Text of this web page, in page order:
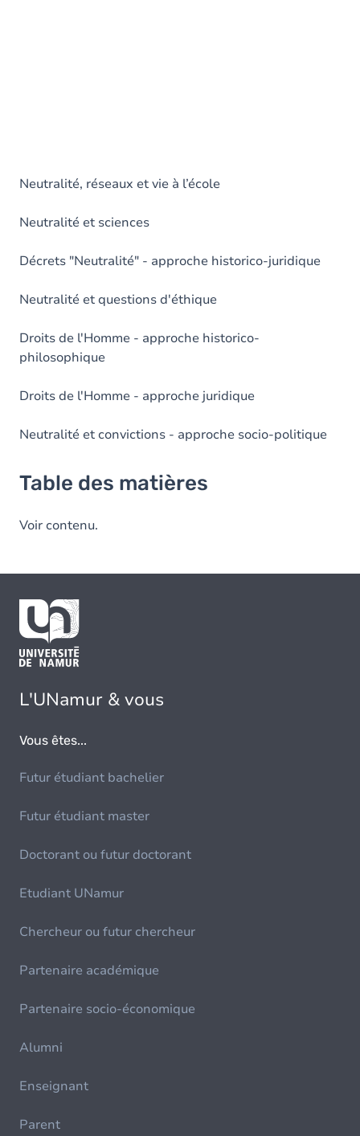
Neutralité, réseaux et vie à l’école
Neutralité et sciences
Décrets "Neutralité" - approche historico-juridique
Neutralité et questions d'éthique
Droits de l'Homme - approche historico-
philosophique
Droits de l'Homme - approche juridique
Neutralité et convictions - approche socio-politique
Table des matières
Voir contenu.
L'UNamur & vous
Vous êtes...
Futur étudiant bachelier
Futur étudiant master
Doctorant ou futur doctorant
Etudiant UNamur
Chercheur ou futur chercheur
Partenaire académique
Partenaire socio-économique
Alumni
Enseignant
Parent